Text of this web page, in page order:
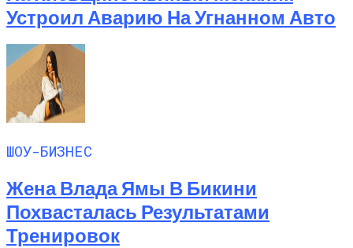
Устроил Аварию На Угнанном Авто
ШОУ-БИЗНЕС
Жена Влада Ямы В Бикини
Похвасталась Результатами
Тренировок